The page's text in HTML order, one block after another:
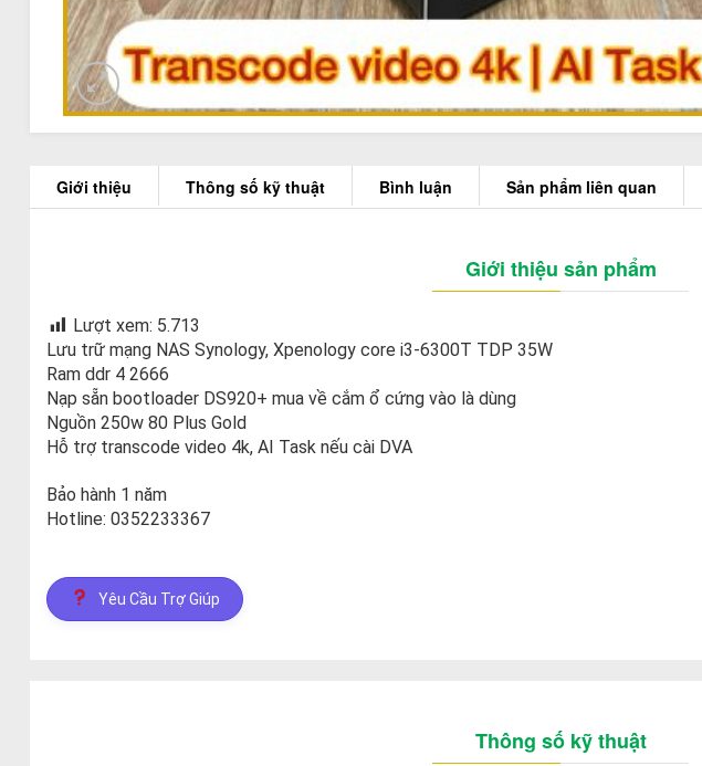
Giới thiệu Thông số kỹ thuật Bình luận Sản phẩm liên quan
Giới thiệu sản phẩm
Lượt xem: 5.713
Lưu trữ mạng NAS Synology, Xpenology core i3-6300T TDP 35W
Ram ddr 4 2666
Nạp sẵn bootloader DS920+ mua về cắm ổ cứng vào là dùng
Nguồn 250w 80 Plus Gold
Hỗ trợ transcode video 4k, AI Task nếu cài DVA
Bảo hành 1 năm
Hotline: 0352233367
Yêu Cầu Trợ Giúp
Thông số kỹ thuật